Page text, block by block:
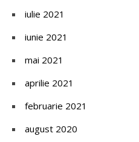
iulie 2021
iunie 2021
mai 2021
aprilie 2021
februarie 2021
august 2020